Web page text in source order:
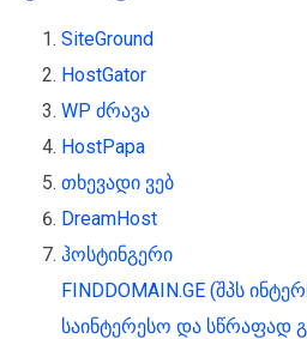
SiteGround
HostGator
WP ძრავა
HostPapa
თხევადი ვებ
DreamHost
ჰოსტინგერი
FINDDOMAIN.GE (შპს
საინტერესო და სწრაფად